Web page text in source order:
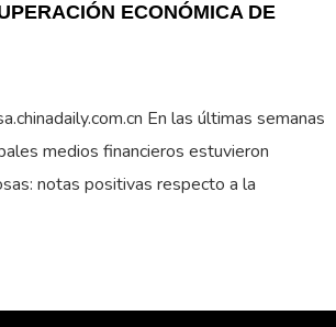
ECONÓMICA DE
En las últimas semanas
medios financieros estuvieron
notas positivas respecto a la